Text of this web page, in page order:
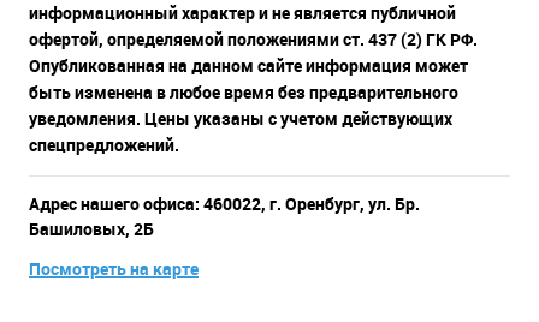
информационный характер и не является публичной
офертой, определяемой положениями ст. 437 (2) ГК РФ.
Опубликованная на данном сайте информация может
быть изменена в любое время без предварительного
уведомления. Цены указаны с учетом действующих
спецпредложений.
Адрес нашего офиса: 460022, г. Оренбург, ул. Бр.
Башиловых, 2Б
Посмотреть на карте